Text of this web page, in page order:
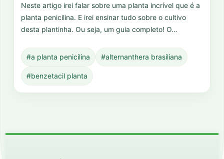
Neste artigo irei falar sobre uma planta incrível que é a
planta penicilina. E irei ensinar tudo sobre o cultivo
desta plantinha. Ou seja, um guia completo! O…
#a planta penicilina #alternanthera brasiliana
#benzetacil planta